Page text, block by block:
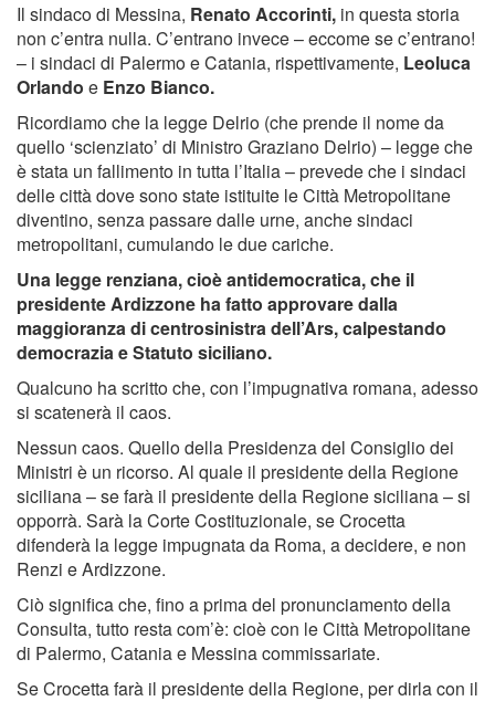
Il sindaco di Messina, Renato Accorinti, in questa storia
non c’entra nulla. C’entrano invece – eccome se c’entrano!
– i sindaci di Palermo e Catania, rispettivamente, Leoluca
Orlando e Enzo Bianco.
Ricordiamo che la legge Delrio (che prende il nome da
quello ‘scienziato’ di Ministro Graziano Delrio) – legge che
è stata un fallimento in tutta l’Italia – prevede che i sindaci
delle città dove sono state istituite le Città Metropolitane
diventino, senza passare dalle urne, anche sindaci
metropolitani, cumulando le due cariche.
Una legge renziana, cioè antidemocratica, che il
presidente Ardizzone ha fatto approvare dalla
maggioranza di centrosinistra dell’Ars, calpestando
democrazia e Statuto siciliano.
Qualcuno ha scritto che, con l’impugnativa romana, adesso
si scatenerà il caos.
Nessun caos. Quello della Presidenza del Consiglio dei
Ministri è un ricorso. Al quale il presidente della Regione
siciliana – se farà il presidente della Regione siciliana – si
opporrà. Sarà la Corte Costituzionale, se Crocetta
difenderà la legge impugnata da Roma, a decidere, e non
Renzi e Ardizzone.
Ciò significa che, fino a prima del pronunciamento della
Consulta, tutto resta com’è: cioè con le Città Metropolitane
di Palermo, Catania e Messina commissariate.
Se Crocetta farà il presidente della Regione, per dirla con il